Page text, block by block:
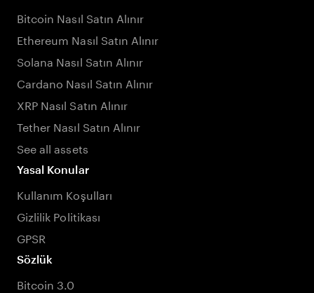
Bitcoin Nasıl Satın Alınır
Ethereum Nasıl Satın Alınır
Solana Nasıl Satın Alınır
Cardano Nasıl Satın Alınır
XRP Nasıl Satın Alınır
Tether Nasıl Satın Alınır
See all assets
Yasal Konular
Kullanım Koşulları
Gizlilik Politikası
GPSR
Sözlük
Bitcoin 3.0